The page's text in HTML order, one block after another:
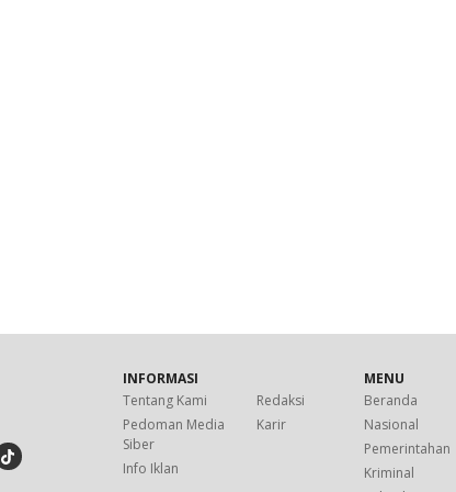
INFORMASI
Tentang Kami
Redaksi
Pedoman Media
Siber
Karir
Info Iklan
MENU
Beranda
Nasional
Pemerintahan
Kriminal